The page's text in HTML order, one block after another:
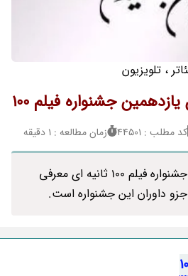
، تلویزیون
جشنواره فیلم 100
کد مطلب : 44501 زمان مطالعه : 1 دقیقه
هیات داوران یازدهمین جشنواره فیلم 100 ثانیه ای معرفی
داوران این جشنواره است.